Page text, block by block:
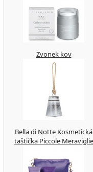
Zvonek kov
Bella di Notte Kosmetická
taštička Piccole Meraviglie